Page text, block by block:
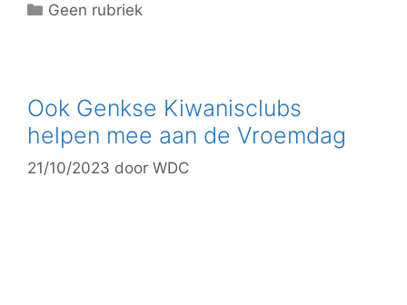
C
g
o
r
i
Geen rubriek
Ook Genkse Kiwanisclubs
helpen mee aan de Vroemdag
21/10/2023 door WDC